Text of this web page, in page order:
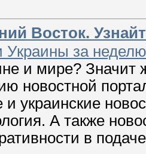
Восток.
Украины за
и мире?
новостной
украинские
А также
в